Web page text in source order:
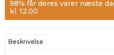
98% får deres varer næste
kl. 12.00
Beskrivelse